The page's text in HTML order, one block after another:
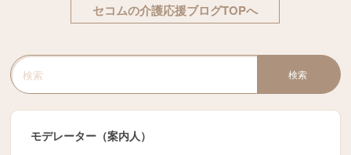
セコムの介護応援ブログTOPへ
検索キーワード入力
検索
モデレーター（案内人）